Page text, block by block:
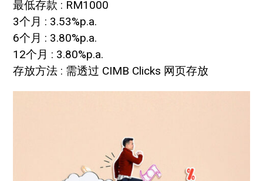
最低存款 : RM1000
3个月 : 3.53%p.a.
6个月 : 3.80%p.a.
12个月 : 3.80%p.a.
存放方法 : 需透过 CIMB Clicks 网页存放